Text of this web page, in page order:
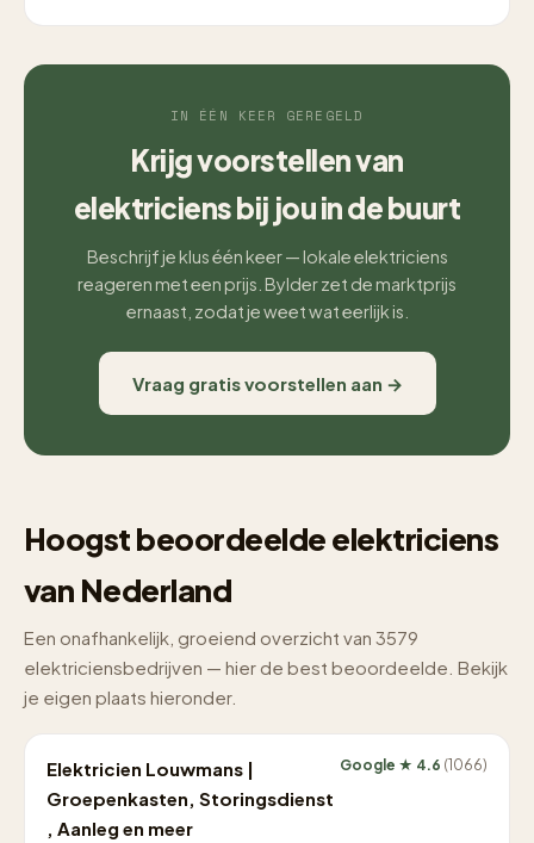
IN ÉÉN KEER GEREGELD
Krijg voorstellen van
elektriciens bij jou in de buurt
Beschrijf je klus één keer — lokale elektriciens
reageren met een prijs. Bylder zet de marktprijs
ernaast, zodat je weet wat eerlijk is.
Vraag gratis voorstellen aan →
Hoogst beoordeelde elektriciens
van Nederland
Een onafhankelijk, groeiend overzicht van 3579
elektriciensbedrijven — hier de best beoordeelde. Bekijk
je eigen plaats hieronder.
Elektricien Louwmans |
Groepenkasten, Storingsdienst
, Aanleg en meer
Google ★ 4.6 (1066)